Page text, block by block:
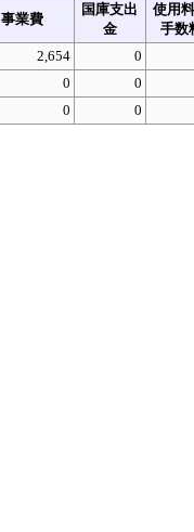
事業費
国庫支出
金
使用
手数
2,654
0
0
0
0 0